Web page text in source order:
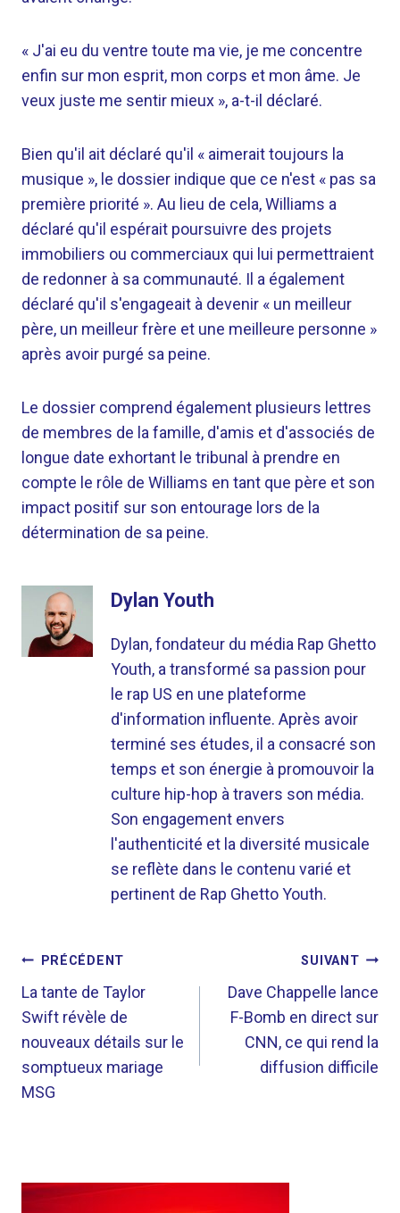
« J'ai eu du ventre toute ma vie, je me concentre
enfin sur mon esprit, mon corps et mon âme. Je
veux juste me sentir mieux », a-t-il déclaré.
Bien qu'il ait déclaré qu'il « aimerait toujours la
musique », le dossier indique que ce n'est « pas sa
première priorité ». Au lieu de cela, Williams a
déclaré qu'il espérait poursuivre des projets
immobiliers ou commerciaux qui lui permettraient
de redonner à sa communauté. Il a également
déclaré qu'il s'engageait à devenir « un meilleur
père, un meilleur frère et une meilleure personne »
après avoir purgé sa peine.
Le dossier comprend également plusieurs lettres
de membres de la famille, d'amis et d'associés de
longue date exhortant le tribunal à prendre en
compte le rôle de Williams en tant que père et son
impact positif sur son entourage lors de la
détermination de sa peine.
Dylan Youth
Dylan, fondateur du média Rap Ghetto
Youth, a transformé sa passion pour
le rap US en une plateforme
d'information influente. Après avoir
terminé ses études, il a consacré son
temps et son énergie à promouvoir la
culture hip-hop à travers son média.
Son engagement envers
l'authenticité et la diversité musicale
se reflète dans le contenu varié et
pertinent de Rap Ghetto Youth.
NAVIGATION
DE
L’ARTICLE
PRÉCÉDENT
La tante de Taylor
Swift révèle de
nouveaux détails sur le
somptueux mariage
MSG
SUIVANT
Dave Chappelle lance
F-Bomb en direct sur
CNN, ce qui rend la
diffusion difficile